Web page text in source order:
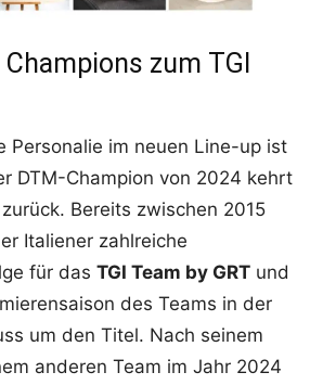
zum TGI
Personalie im neuen Line-up ist
DTM-Champion von 2024 kehrt
Bereits zwischen 2015
Italiener zahlreiche
für das TGI Team by GRT und
des Teams in der
um den Titel. Nach seinem
anderen Team im Jahr 2024